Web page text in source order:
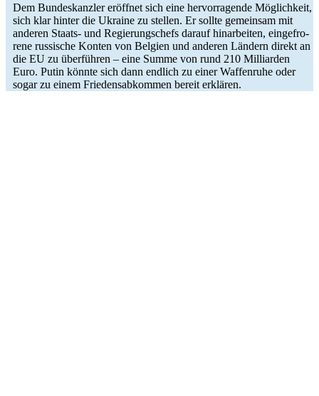
Dem Bun­des­kanz­ler eröff­net sich eine her­vor­ra­gende Mög­lich­keit,
sich klar hinter die Ukraine zu stellen. Er sollte gemein­sam mit
anderen Staats- und Regie­rungs­chefs darauf hin­ar­bei­ten, ein­ge­fro­
rene rus­si­sche Konten von Belgien und anderen Ländern direkt an
die EU zu über­füh­ren – eine Summe von rund 210 Mil­li­ar­den
Euro. Putin könnte sich dann endlich zu einer Waf­fen­ruhe oder
sogar zu einem Frie­dens­ab­kom­men bereit erklären.